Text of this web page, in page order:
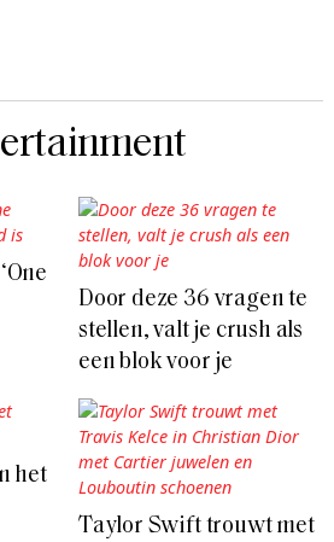
Door deze 36 vragen te
stellen, valt je crush als
een blok voor je
het
Taylor Swift trouwt met